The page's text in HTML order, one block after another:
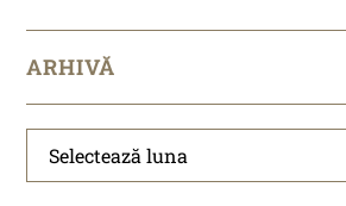
ARHIVĂ
Arhivă